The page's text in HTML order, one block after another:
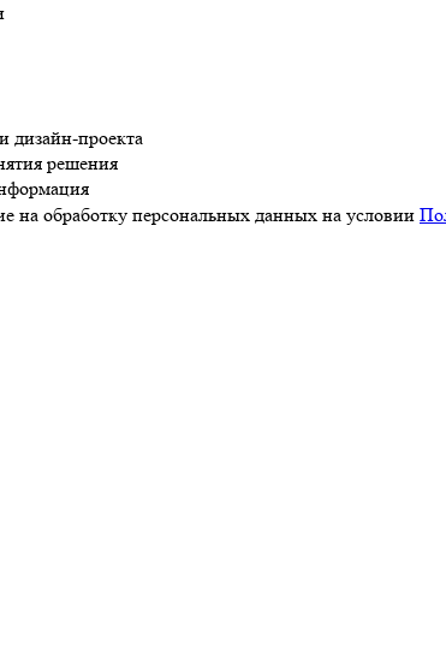
дизайн-проекта
решения
на обработку персональных данных на условии